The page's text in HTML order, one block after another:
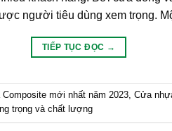
người tiêu dùng xem trọng.
TIẾP TỤC ĐỌC →
mới nhất năm 2023, Cửa
trọng và chất lượng